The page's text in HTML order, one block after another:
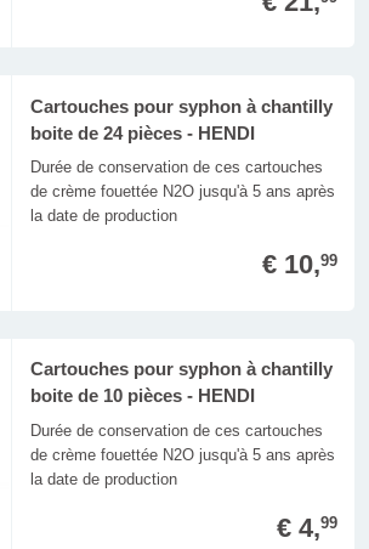
Cartouches pour syphon à chantilly
boite de 24 pièces - HENDI
Durée de conservation de ces cartouches
de crème fouettée N2O jusqu'à 5 ans après
la date de production
€ 10,99
Cartouches pour syphon à chantilly
boite de 10 pièces - HENDI
Durée de conservation de ces cartouches
de crème fouettée N2O jusqu'à 5 ans après
la date de production
€ 4,99